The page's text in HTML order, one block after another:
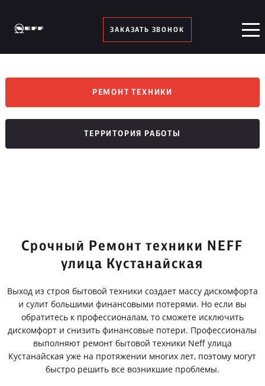
ЗАКАЗАТЬ ЗВОНОК
РЕМОНТ ТЕХНИКИ
ТЕРРИТОРИЯ РАБОТЫ
Срочный Ремонт техники NEFF
улица Кустанайская
Выход из строя бытовой техники создает массу дискомфорта
и сулит большими финансовыми потерями. Но если вы
обратитесь к профессионалам, то сможете исключить
дискомфорт и снизить финансовые потери. Профессионалы
выполняют ремонт бытовой техники Neff улица
Кустанайская уже на протяжении многих лет, поэтому могут
быстро решить все возникшие проблемы.